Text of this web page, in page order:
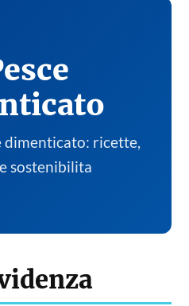
dimenticato: ricette,
sostenibilita